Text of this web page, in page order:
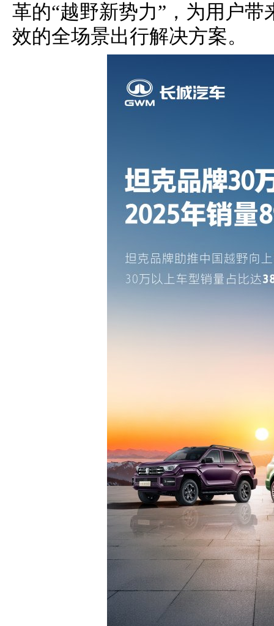
革的“越野新势力”，为用户
效的全场景出行解决方案。